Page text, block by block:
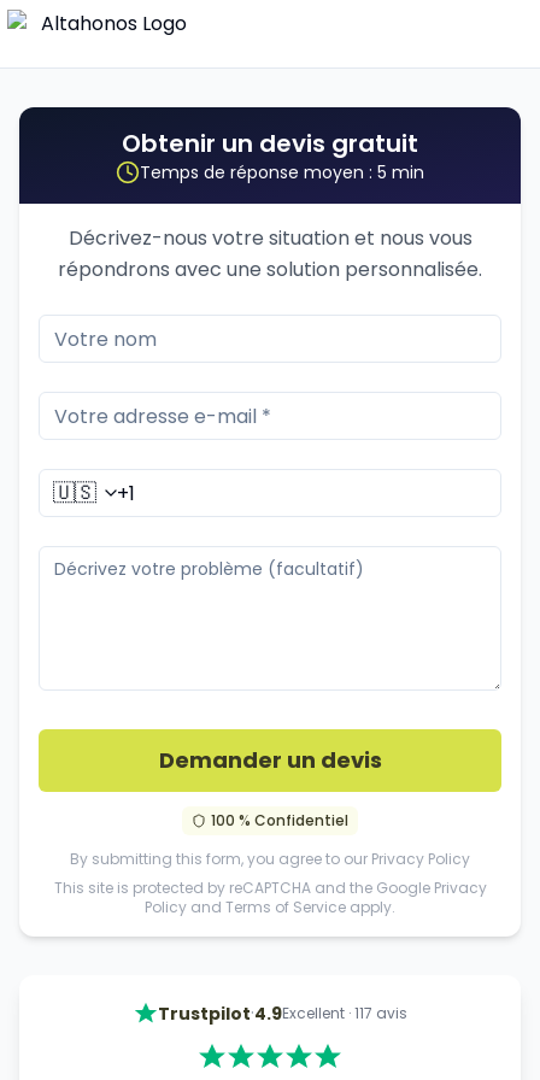
Obtenir un devis gratuit
Temps de réponse moyen : 5 min
Décrivez-nous votre situation et nous vous
répondrons avec une solution personnalisée.
🇺🇸
Demander un devis
100 % Confidentiel
By submitting this form, you agree to our Privacy Policy
This site is protected by reCAPTCHA and the Google Privacy
Policy and Terms of Service apply.
Trustpilot·4.9Excellent·117 avis